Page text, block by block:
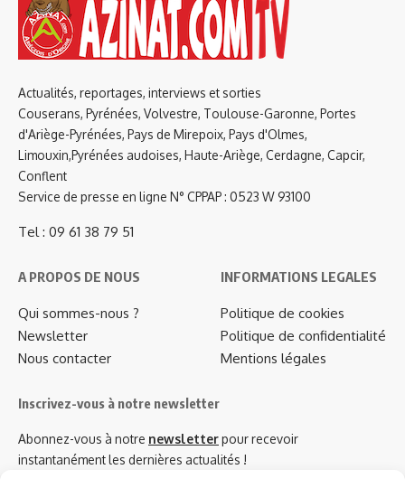
Actualités, reportages, interviews et sorties
Couserans, Pyrénées, Volvestre, Toulouse-Garonne, Portes
d'Ariège-Pyrénées, Pays de Mirepoix, Pays d'Olmes,
Limouxin,Pyrénées audoises, Haute-Ariège, Cerdagne, Capcir,
Conflent
Service de presse en ligne N° CPPAP : 0523 W 93100
Tel : 09 61 38 79 51
A PROPOS DE NOUS
Qui sommes-nous ?
Newsletter
Nous contacter
INFORMATIONS LEGALES
Politique de cookies
Politique de confidentialité
Mentions légales
Inscrivez-vous à notre newsletter
Abonnez-vous à notre newsletterpour recevoir
instantanément les dernières actualités !